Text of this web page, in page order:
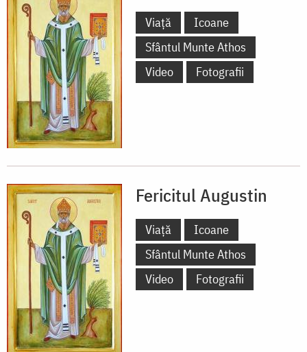
Viață
Icoane
Sfântul Munte Athos
Video
Fotografii
Fericitul Augustin
Viață
Icoane
Sfântul Munte Athos
Video
Fotografii